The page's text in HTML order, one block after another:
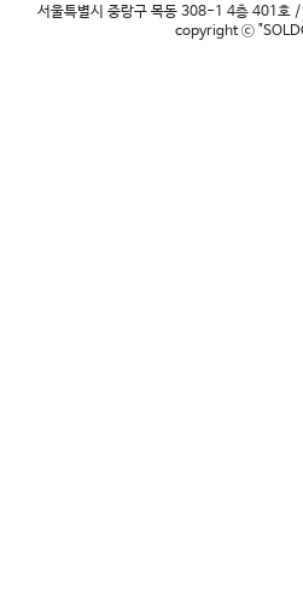
서울특별시 중랑구 목동 308-1 4층 401
copyright ⓒ